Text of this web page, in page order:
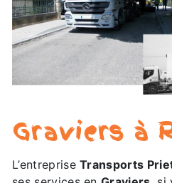
Graviers à
L’entrepriseTransports